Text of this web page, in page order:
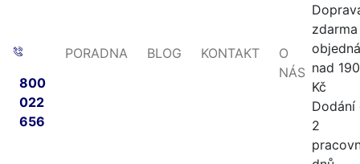
800
022
656
PORADNA BLOG KONTAKT
O
NÁS nad
Kč
Dodání
2